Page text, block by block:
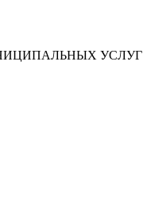
УСЛУГ